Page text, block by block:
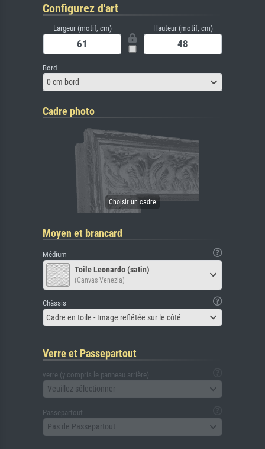
Configurez d'art
Largeur (motif, cm) Hauteur (motif, cm)
Bord
0 cm bord
Cadre photo
Moyen et brancard
Médium
Toile Leonardo (satin)
(Canvas Venezia)
Châssis
Cadre en toile - Image reflétée sur le côté
Verre et Passepartout
verre (y compris le panneau arrière)
Veuillez sélectionner
Passepartout
Pas de Passepartout